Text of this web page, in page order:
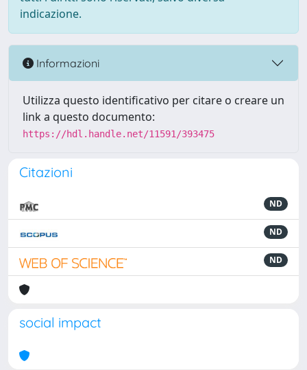
indicazione.
Informazioni
Utilizza questo identificativo per citare o creare un
link a questo documento:
https://hdl.handle.net/11591/393475
Citazioni
ND
ND
ND
social impact